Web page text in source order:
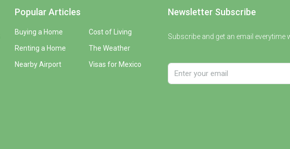
Popular Articles
Buying a Home
Renting a Home
Nearby Airport
Cost of Living
The Weather
Visas for Mexico
Newsletter Subscribe
Subscribe and get an email